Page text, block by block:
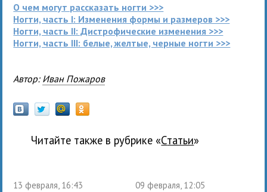
О чем могут рассказать ногти >>>
Ногти, часть I: Изменения формы и размеров >>>
Ногти, часть II: Дистрофические изменения >>>
Ногти, часть III: белые, желтые, черные ногти >>>
Автор: Иван Пожаров
Читайте также в рубрике « Статьи»
13 февраля, 16:43 09 февраля, 12:05